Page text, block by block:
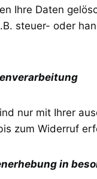
Ihre Daten
steuer- oder
nur mit Ihrer
zum Widerruf
in